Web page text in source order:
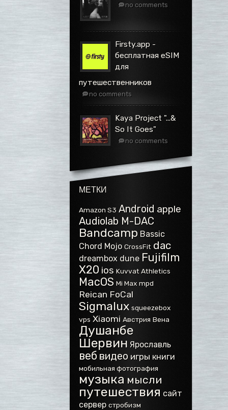
no comments
Firsty.app -
бесплатная eSIM
для
путешественников
no comments
Kaya Project ".​.​.​&
So It Goes"
no comments
МЕТКИ
Amazon S3 Android apple
Audiolab M-DAC
Bandcamp Bassic
Chord Mojo CrossFit dac
dreambox dune Fujifilm
X20 ios Kuvvat Athletics
MacOS Mi Max mpd
Reican FoCal
Sigmalux squeezebox
vps Xiaomi Австрия Вена
Душанбе
Шервин Ярославль
веб видео игры книги
мобильная фотография
музыка мысли
путешествия сайт
сервер стробизм